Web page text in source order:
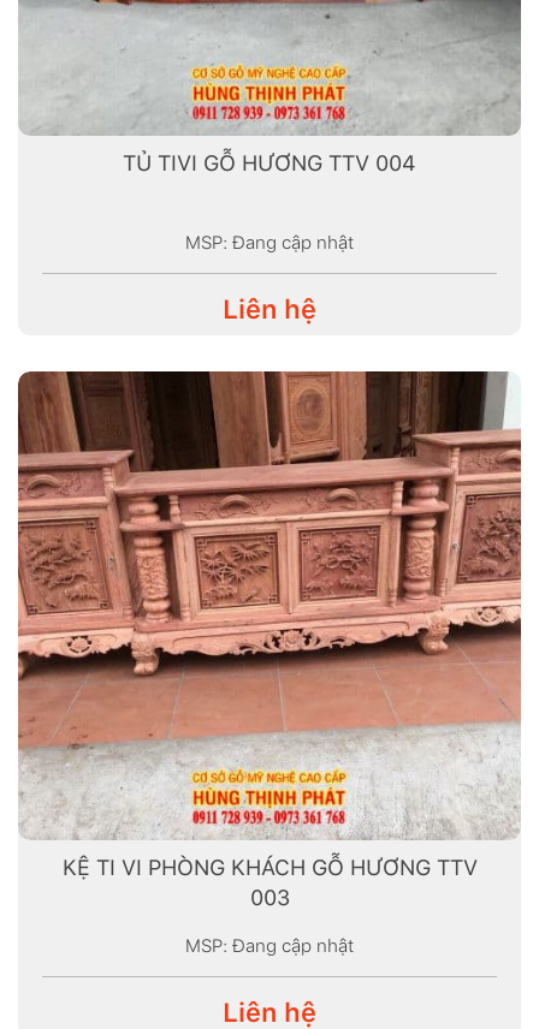
TỦ TIVI GỖ HƯƠNG TTV 004
MSP: Đang cập nhật
Liên hệ
KỆ TI VI PHÒNG KHÁCH GỖ HƯƠNG TTV
003
MSP: Đang cập nhật
Liên hệ